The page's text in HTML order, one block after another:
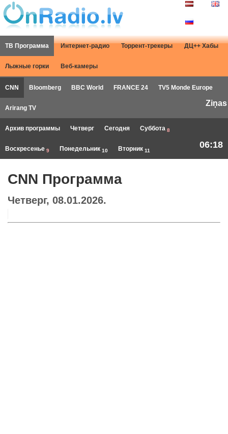
ТВ Программа Интернет-радио Торрент-трекеры ДЦ++ Хабы
Лыжные горки Веб-камеры
CNN Bloomberg BBC World FRANCE 24 TV5 Monde Europe
Arirang TV
Ziņas
Архив программы Четверг Сегодня Суббота 8
Воскресенье 9 Понедельник 10 Вторник 11
06:18
CNN Программа
Четверг, 08.01.2026.